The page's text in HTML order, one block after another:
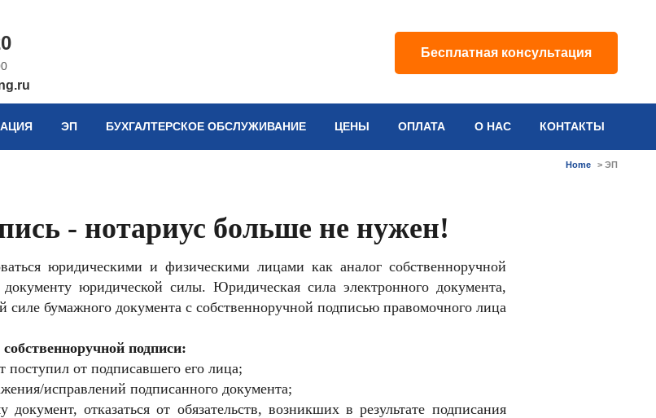
Бесплатная консультация
ЭП БУХГАЛТЕРСКОЕ ОБСЛУЖИВАНИЕ ЦЕНЫ ОПЛАТА О НАС КОНТАКТЫ
Home > ЭП
- нотариус больше не нужен!
юридическими и физическими лицами как аналог собственноручной
юридической силы. Юридическая сила электронного документа,
бумажного документа с собственноручной подписью правомочного лица
подписи:
поступил от подписавшего его лица;
исправлений подписанного документа;
отказаться от обязательств, возникших в результате подписания